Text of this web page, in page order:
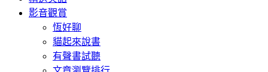
影音觀賞
恆好聊
貓起來說書
有聲書試聽